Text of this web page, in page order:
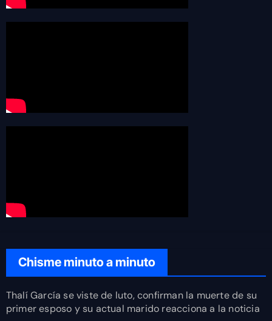
Chisme minuto a minuto
Thalí García se viste de luto, confirman la muerte de su
primer esposo y su actual marido reacciona a la noticia